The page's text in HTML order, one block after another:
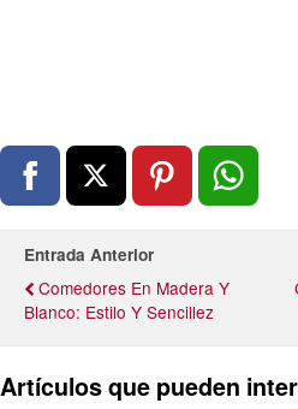
Entrada Anterior
Comedores En Madera Y
Blanco: Estilo Y Sencillez
Artículos que pueden